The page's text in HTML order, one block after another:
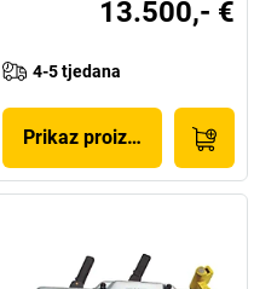
13.500,- €
4-5 tjedana
Prikaz proizvoda